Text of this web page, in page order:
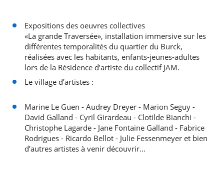
Expositions des oeuvres collectives
«La grande Traversée», installation immersive sur les
différentes temporalités du quartier du Burck,
réalisées avec les habitants, enfants-jeunes-adultes
lors de la Résidence d’artiste du collectif JAM.
Le village d’artistes :
Marine Le Guen - Audrey Dreyer - Marion Seguy -
David Galland - Cyril Girardeau - Clotilde Bianchi -
Christophe Lagarde - Jane Fontaine Galland - Fabrice
Rodrigues - Ricardo Bellot - Julie Fessenmeyer et bien
d’autres artistes à venir découvrir...